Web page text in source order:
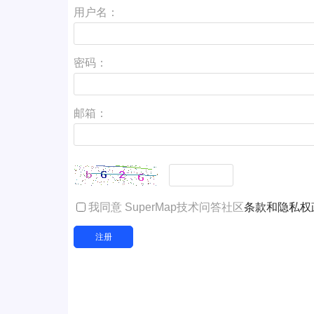
用户名：
密码：
邮箱：
我同意 SuperMap技术问答社区条款和隐私权